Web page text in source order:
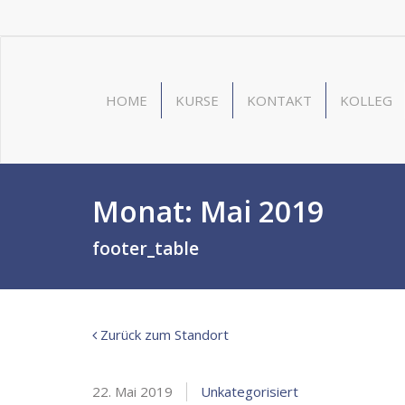
HOME KURSE KONTAKT KOLLEG
Monat: Mai 2019
footer_table
Zurück zum Standort
22. Mai 2019 Unkategorisiert